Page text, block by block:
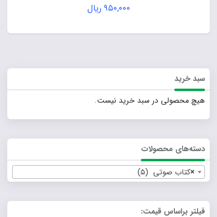
۹۵۰,۰۰۰ ریال
سبد خرید
هیچ محصولی در سبد خرید نیست.
دسته‌های محصولات
×کتاب صوتی (۵)
فیلتر براساس قیمت: